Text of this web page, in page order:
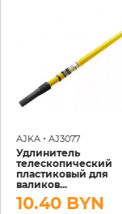
AJKA •AJ3077
Удлинитель
телескопический
пластиковый для
валиков...
10.40 BYN